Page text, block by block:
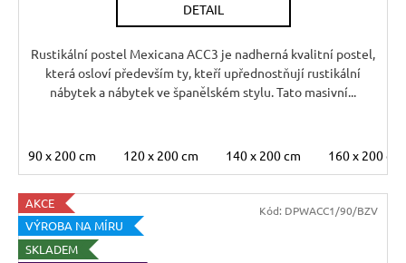
A
DETAIL
Rustikální postel Mexicana ACC3 je nadherná kvalitní postel,
která osloví především ty, kteří upřednostňují rustikální
nábytek a nábytek ve španělském stylu. Tato masivní...
90 x 200 cm 120 x 200 cm 140 x 200 cm 160 x 200 cm
AKCE
VÝROBA NA MÍRU
SKLADEM
Kód: DPWACC1/90/BZV